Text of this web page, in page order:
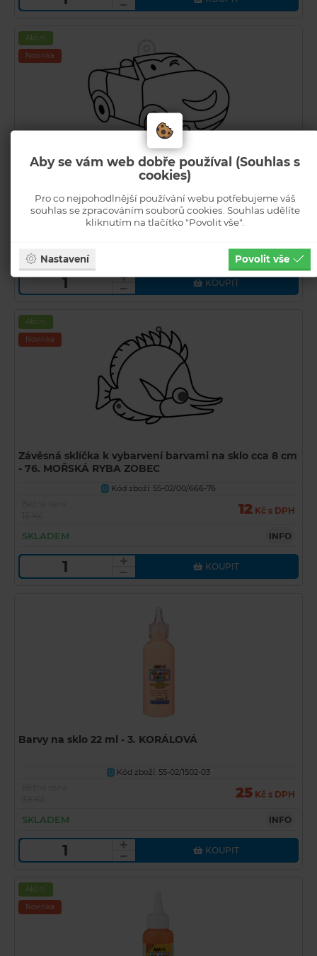
Aby se vám web dobře používal (Souhlas s
cookies)
Pro co nejpohodlnější používání webu potřebujeme váš
souhlas se zpracováním souborů cookies. Souhlas udělíte
kliknutím na tlačítko "Povolit vše".
Nastavení Povolit vše
Akční
Novinka
Závěsná sklíčka k vybarvení barvami na sklo cca 8 cm
Kód zboží: 55-02/00/666-65
12
SKLADEM INFO
KOUPIT
Akční
Novinka
Závěsná sklíčka k vybarvení barvami na sklo cca 8 cm
- 76. MOŘSKÁ RYBA ZOBEC
U
Kód zboží: 55-02/00/666-76
12 Kč s DPH
SKLADEM INFO
KOUPIT
Barvy na sklo 22 ml - 3. KORÁLOVÁ
U
Kód zboží: 55-02/1502-03
25 Kč s DPH
SKLADEM INFO
KOUPIT
Akční
Novinka